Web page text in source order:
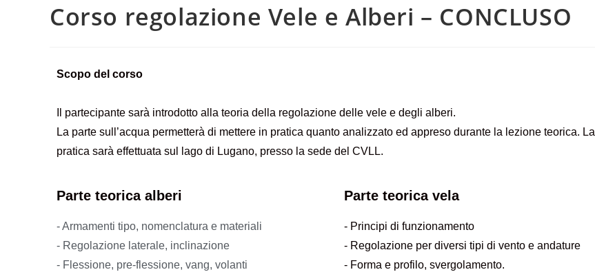
Corso regolazione Vele e Alberi – CONCLUSO
Scopo del corso
Il partecipante sarà introdotto alla teoria della regolazione delle vele e degli alberi.
La parte sull’acqua permetterà di mettere in pratica quanto analizzato ed appreso durante la lezione teorica. La
pratica sarà effettuata sul lago di Lugano, presso la sede del CVLL.
Parte teorica alberi
- Armamenti tipo, nomenclatura e materiali
- Regolazione laterale, inclinazione
- Flessione, pre-flessione, vang, volanti
Parte teorica vela
- Principi di funzionamento
- Regolazione per diversi tipi di vento e andature
- Forma e profilo, svergolamento.